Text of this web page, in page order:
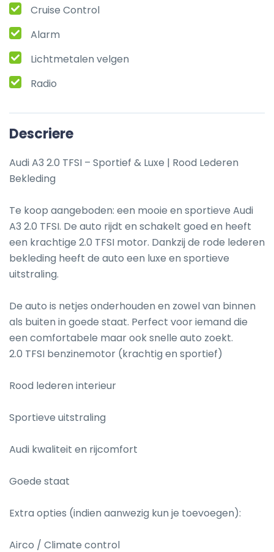
Cruise Control
Alarm
Lichtmetalen velgen
Radio
Descriere
Audi A3 2.0 TFSI – Sportief & Luxe | Rood Lederen
Bekleding
Te koop aangeboden: een mooie en sportieve Audi
A3 2.0 TFSI. De auto rijdt en schakelt goed en heeft
een krachtige 2.0 TFSI motor. Dankzij de rode lederen
bekleding heeft de auto een luxe en sportieve
uitstraling.
De auto is netjes onderhouden en zowel van binnen
als buiten in goede staat. Perfect voor iemand die
een comfortabele maar ook snelle auto zoekt.
2.0 TFSI benzinemotor (krachtig en sportief)
Rood lederen interieur
Sportieve uitstraling
Audi kwaliteit en rijcomfort
Goede staat
Extra opties (indien aanwezig kun je toevoegen):
Airco / Climate control